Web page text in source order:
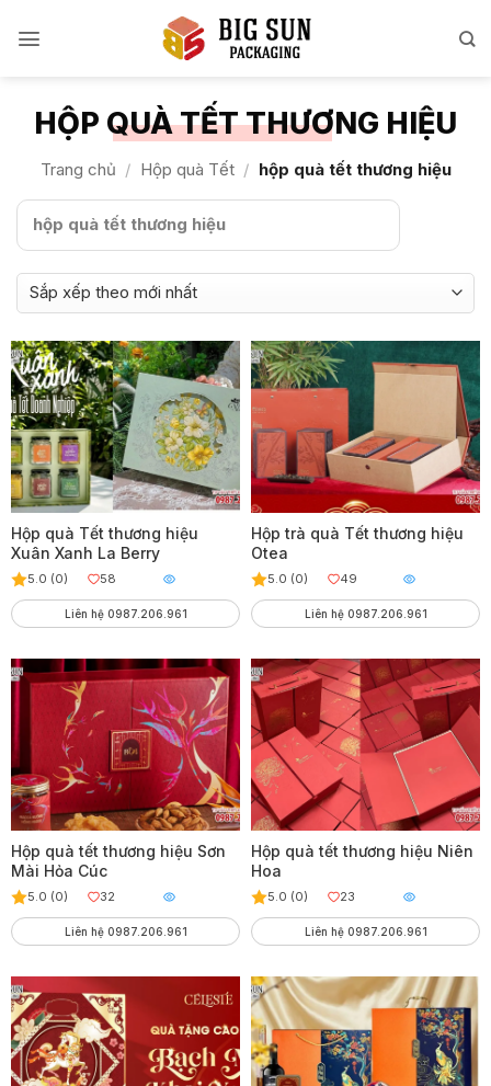
qua
HỘP QUÀ TẾT THƯƠNG HIỆU
Trang chủ / Hộp quà Tết / hộp quà tết thương hiệu
Hộp quà Tết thương hiệu
Xuân Xanh La Berry
5.0 (0) 58
Liên hệ 0987.206.961
Hộp trà quà Tết thương hiệu
Otea
5.0 (0) 49
Liên hệ 0987.206.961
Hộp quà tết thương hiệu Sơn
Mài Hỏa Cúc
5.0 (0) 32
Liên hệ 0987.206.961
Hộp quà tết thương hiệu Niên
Hoa
5.0 (0) 23
Liên hệ 0987.206.961